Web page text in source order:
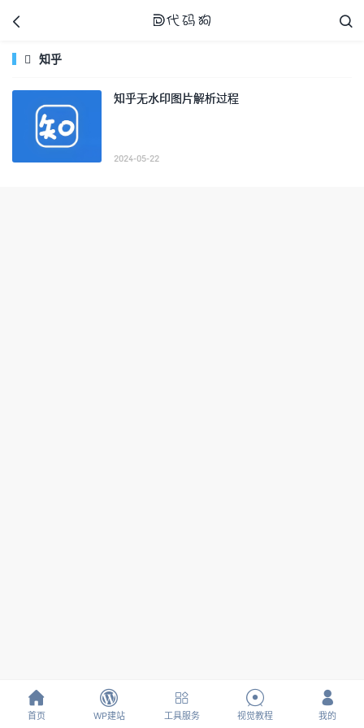

 
 知乎
知乎无水印图片解析过程
2024-05-22

首页

WP建站

工具服务

视觉教程

我的